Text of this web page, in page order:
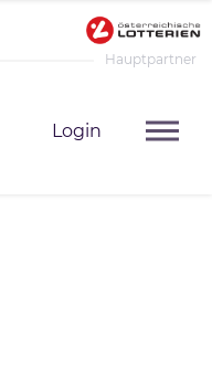
Hauptpartner
Login